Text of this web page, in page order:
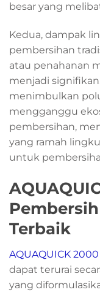
besar yang
Kedua, dampak
pembersihan
atau penahanan
menjadi
menimbulkan
mengganggu
pembersihan,
yang ramah
untuk
Terbaik
AQUAQUICK 2000
dapat terurai
yang